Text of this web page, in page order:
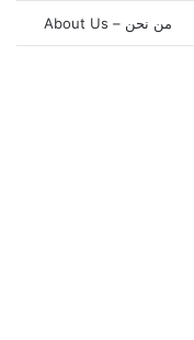
من نحن – About Us